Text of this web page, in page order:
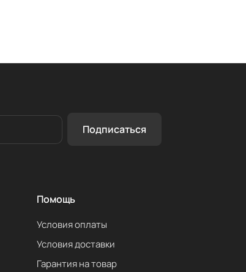
Подписаться
Помощь
Условия оплаты
Условия доставки
Гарантия на товар